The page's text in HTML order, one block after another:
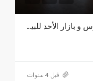
شقة للبيع 3+1 بالقرب من متروبوس و بازار الأحد للبيع $87.000
قبل 4 سنوات